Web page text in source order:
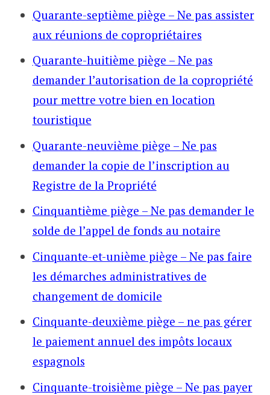
Quarante-septième piège – Ne pas assister
aux réunions de copropriétaires
Quarante-huitième piège – Ne pas
demander l’autorisation de la copropriété
pour mettre votre bien en location
touristique
Quarante-neuvième piège – Ne pas
demander la copie de l’inscription au
Registre de la Propriété
Cinquantième piège – Ne pas demander le
solde de l’appel de fonds au notaire
Cinquante-et-unième piège – Ne pas faire
les démarches administratives de
changement de domicile
Cinquante-deuxième piège – ne pas gérer
le paiement annuel des impôts locaux
espagnols
Cinquante-troisième piège – Ne pas payer